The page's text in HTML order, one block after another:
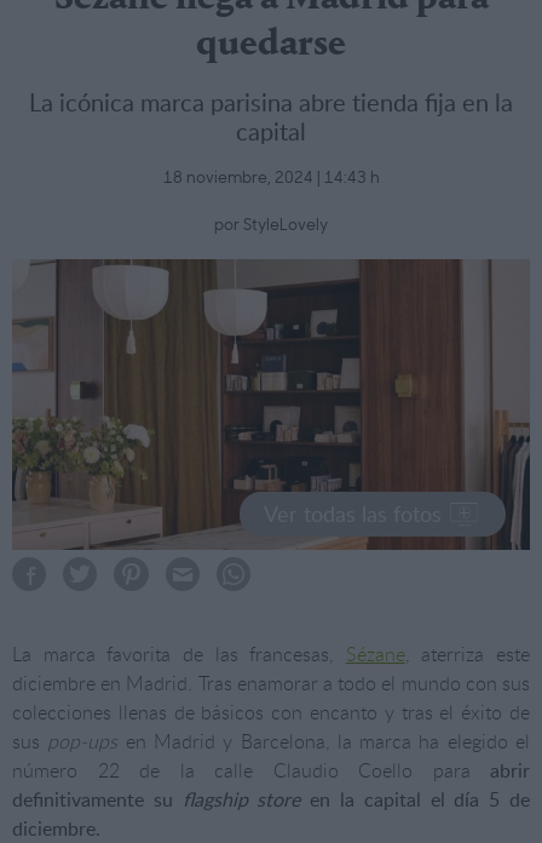
quedarse
La icónica marca parisina abre tienda fija en la
capital
18 noviembre, 2024 | 14:43 h
por StyleLovely
La marca favorita de las francesas, Sézane, aterriza este
diciembre en Madrid. Tras enamorar a todo el mundo con sus
colecciones llenas de básicos con encanto y tras el éxito de
sus pop-ups en Madrid y Barcelona, la marca ha elegido el
número 22 de la calle Claudio Coello para abrir
definitivamente su flagship storeen la capital el día 5 de
diciembre.